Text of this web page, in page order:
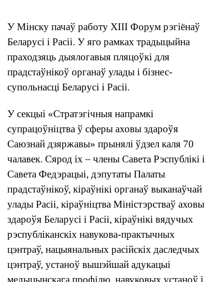
У Мінску пачаў работу XIII Форум рэгіёнаў
Беларусі і Расіі. У яго рамках традыцыйна
праходзяць дыялогавыя пляцоўкі для
прадстаўнікоў органаў улады і бізнес-
супольнасці Беларусі і Расіі.
У секцыі «Стратэгічныя напрамкі
супрацоўніцтва ў сферы аховы здароўя
Саюзнай дзяржавы» прынялі ўдзел каля 70
чалавек. Сярод іх – члены Савета Рэспублікі і
Савета Федэрацыі, дэпутаты Палаты
прадстаўнікоў, кіраўнікі органаў выканаўчай
улады Расіі, кіраўніцтва Міністэрстваў аховы
здароўя Беларусі і Расіі, кіраўнікі вядучых
рэспубліканскіх навукова-практычных
цэнтраў, нацыянальных расійскіх даследчых
цэнтраў, устаноў вышэйшай адукацыі
медыцынскага профілю, навуковых устаноў і